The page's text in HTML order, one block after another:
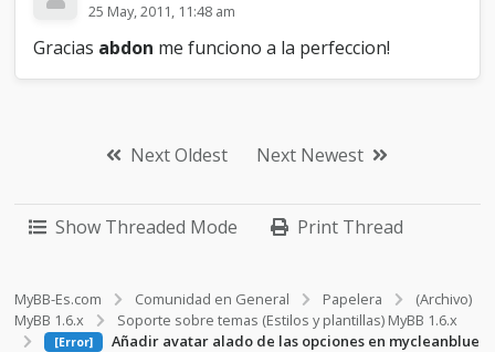
25 May, 2011, 11:48 am
Gracias abdon me funciono a la perfeccion!
Next Oldest Next Newest
Show Threaded Mode Print Thread
MyBB-Es.com Comunidad en General Papelera
(Archivo)
MyBB 1.6.x
Soporte sobre temas (Estilos y plantillas) MyBB 1.6.x
[Error] Añadir avatar alado de las opciones en mycleanblue